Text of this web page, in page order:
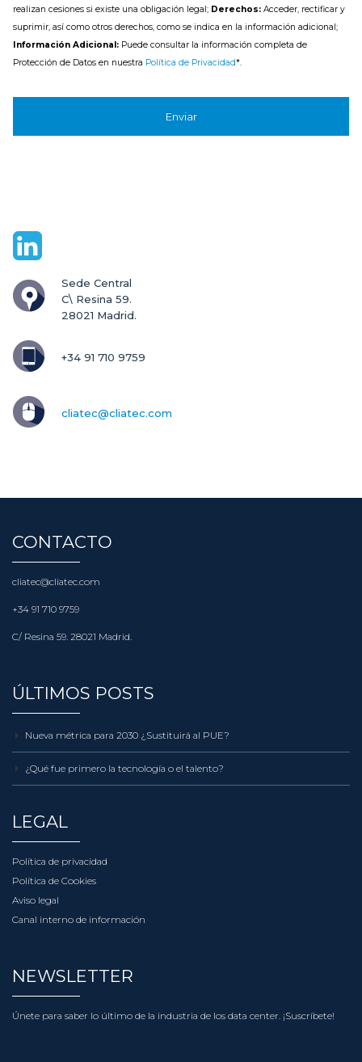
realizan cesiones si existe una obligación legal; Derechos: Acceder, rectificar y
suprimir, así como otros derechos, como se indica en la información adicional;
Información Adicional: Puede consultar la información completa de
Protección de Datos en nuestra Política de Privacidad*.
Sede Central
C\ Resina 59.
28021 Madrid.
+34 91 710 9759
cliatec@cliatec.com
CONTACTO
cliatec@cliatec.com
+34 91 710 9759
C/ Resina 59. 28021 Madrid.
ÚLTIMOS POSTS
Nueva métrica para 2030 ¿Sustituirá al PUE?
¿Qué fue primero la tecnología o el talento?
LEGAL
Política de privacidad
Política de Cookies
Aviso legal
Canal interno de información
NEWSLETTER
Únete para saber lo último de la industria de los data center. ¡Suscríbete!